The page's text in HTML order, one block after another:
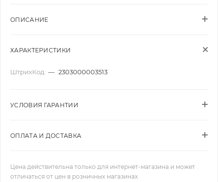
ОПИСАНИЕ
ХАРАКТЕРИСТИКИ
ШтрихКод — 2303000003513
УСЛОВИЯ ГАРАНТИИ
ОПЛАТА И ДОСТАВКА
Цена действительна только для интернет-магазина и может
отличаться от цен в розничных магазинах